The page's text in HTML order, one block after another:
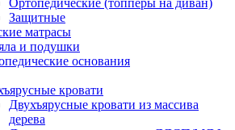
Ортопедические (топперы на диван)
Защитные
матрасы
и подушки
основания
кровати
Двухъярусные кровати из массива
дерева